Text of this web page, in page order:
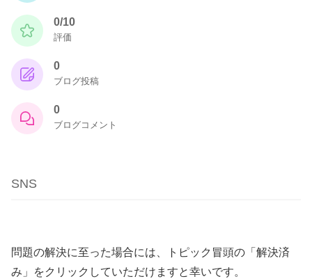
0/10
評価
0
ブログ投稿
0
ブログコメント
SNS
問題の解決に至った場合には、トピック冒頭の「解決済
み」をクリックしていただけますと幸いです。